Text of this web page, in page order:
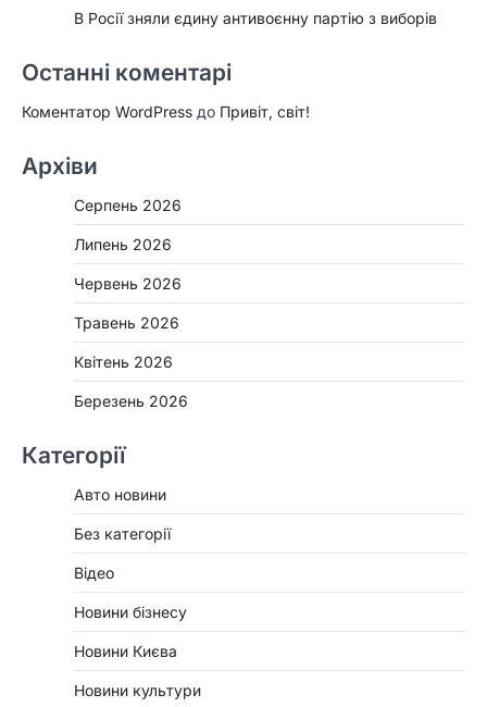
В Росії зняли єдину антивоєнну партію з виборів
Останні коментарі
Коментатор WordPress до Привіт, світ!
Архіви
Серпень 2026
Липень 2026
Червень 2026
Травень 2026
Квітень 2026
Березень 2026
Категорії
Авто новини
Без категорії
Відео
Новини бізнесу
Новини Києва
Новини культури